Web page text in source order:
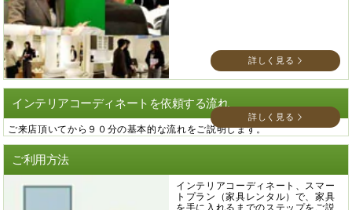
詳しく見る
インテリアコーディネートを依頼する流れ
ご来店頂いてから９０分の基本的な流れをご説明します。
詳しく見る
ご利用方法
インテリアコーディネート、スマー
トプラン（家具レンタル）で、家具
を手に入れるまでのステップをご説